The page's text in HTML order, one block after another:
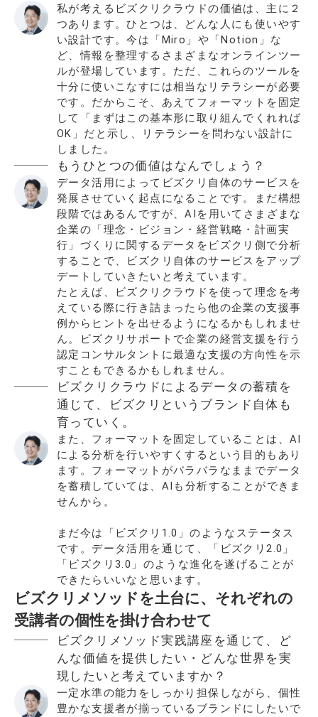
私が考えるビズクリクラウドの価値は、主に２
つあります。ひとつは、どんな人にも使いやす
い設計です。今は「Miro」や「Notion」な
ど、情報を整理するさまざまなオンラインツー
ルが登場しています。ただ、これらのツールを
十分に使いこなすには相当なリテラシーが必要
です。だからこそ、あえてフォーマットを固定
して「まずはこの基本形に取り組んでくれれば
OK」だと示し、リテラシーを問わない設計に
しました。
もうひとつの価値はなんでしょう？
データ活用によってビズクリ自体のサービスを
発展させていく起点になることです。まだ構想
段階ではあるんですが、AIを用いてさまざまな
企業の「理念・ビジョン・経営戦略・計画実
行」づくりに関するデータをビズクリ側で分析
することで、ビズクリ自体のサービスをアップ
デートしていきたいと考えています。
たとえば、ビズクリクラウドを使って理念を考
えている際に行き詰まったら他の企業の支援事
例からヒントを出せるようになるかもしれませ
ん。ビズクリサポートで企業の経営支援を行う
認定コンサルタントに最適な支援の方向性を示
すこともできるかもしれません。
ビズクリクラウドによるデータの蓄積を
通じて、ビズクリというブランド自体も
育っていく。
また、フォーマットを固定していることは、AI
による分析を行いやすくするという目的もあり
ます。フォーマットがバラバラなままでデータ
を蓄積していては、AIも分析することができま
せんから。
まだ今は「ビズクリ1.0」のようなステータス
です。データ活用を通じて、「ビズクリ2.0」
「ビズクリ3.0」のような進化を遂げることが
できたらいいなと思います。
ビズクリメソッドを土台に、それぞれの
受講者の個性を掛け合わせて
ビズクリメソッド実践講座を通じて、ど
んな価値を提供したい・どんな世界を実
現したいと考えていますか？
一定水準の能力をしっかり担保しながら、個性
豊かな支援者が揃っているブランドにしたいで